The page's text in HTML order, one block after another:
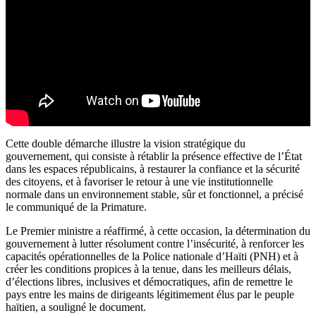
Cette double démarche illustre la vision stratégique du
gouvernement, qui consiste à rétablir la présence effective de l’État
dans les espaces républicains, à restaurer la confiance et la sécurité
des citoyens, et à favoriser le retour à une vie institutionnelle
normale dans un environnement stable, sûr et fonctionnel, a précisé
le communiqué de la Primature.
Le Premier ministre a réaffirmé, à cette occasion, la détermination du
gouvernement à lutter résolument contre l’insécurité, à renforcer les
capacités opérationnelles de la Police nationale d’Haïti (PNH) et à
créer les conditions propices à la tenue, dans les meilleurs délais,
d’élections libres, inclusives et démocratiques, afin de remettre le
pays entre les mains de dirigeants légitimement élus par le peuple
haïtien, a souligné le document.